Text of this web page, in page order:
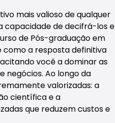
mais valioso de qualquer
capacidade de decifrá-los e
de Pós-graduação em
como a resposta definitiva
você a dominar as
negócios. Ao longo da
valorizadas: a
científica e a
que reduzem custos e